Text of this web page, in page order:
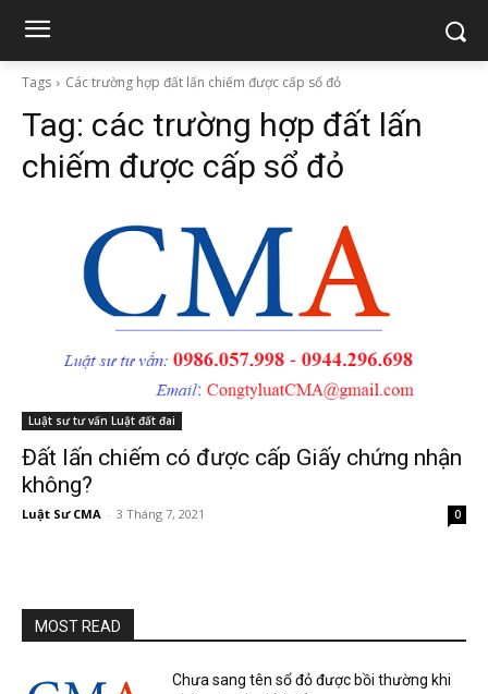
Tags Các trường hợp đất lấn chiếm được cấp sổ đỏ
Tag: các trường hợp đất lấn
chiếm được cấp sổ đỏ
Luật sư tư vấn Luật đất đai
Đất lấn chiếm có được cấp Giấy chứng nhận
không?
Luật Sư CMA - 3 Tháng 7, 2021 0
MOST READ
Chưa sang tên sổ đỏ được bồi thường khi